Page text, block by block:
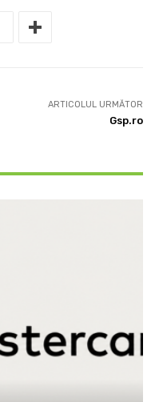
ARTICOLUL URMĂTOR
Gsp.ro